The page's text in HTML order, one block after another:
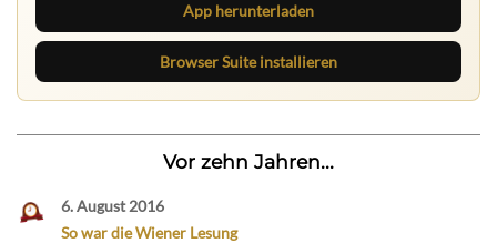
App herunterladen
Browser Suite installieren
Vor zehn Jahren...
6. August 2016
So war die Wiener Lesung